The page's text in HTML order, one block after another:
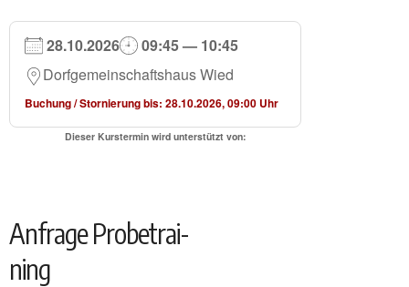
28.10.2026
09:45 — 10:45
Dorf­ge­mein­schafts­haus Wied
Buchung / Stor­nie­rung bis: 28.10.2026, 09:00 Uhr
Die­ser Kurs­ter­min wird unter­stützt von:
Anfra­ge Pro­be­trai­
ning